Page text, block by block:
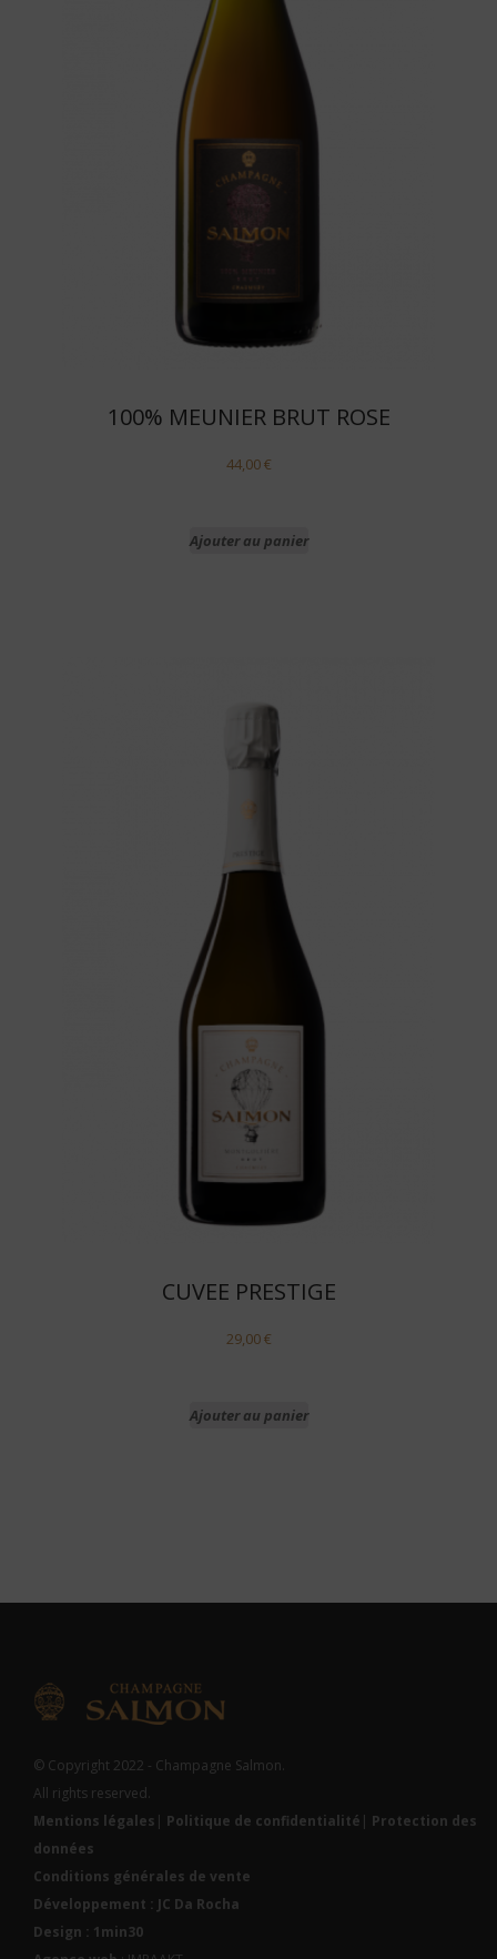
100% MEUNIER BRUT ROSE
44,00€
Ajouter au panier
CUVEE PRESTIGE
29,00€
Ajouter au panier
© Copyright 2022 - Champagne Salmon.
All rights reserved.
Mentions légales | Politique de confidentialité | Protection des
données
Conditions générales de vente
Développement : JC Da Rocha
Design : 1min30